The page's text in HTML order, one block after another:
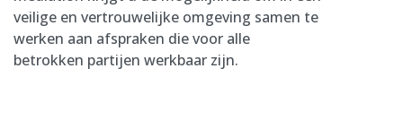
veilige en vertrouwelijke omgeving samen te
werken aan afspraken die voor alle
betrokken partijen werkbaar zijn.